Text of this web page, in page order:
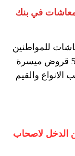
في بنك
للمواطنين
في مصر بشروط ميسرة ، من خلال 5 قروض ميسرة
والقيم
الدخل لاصحاب